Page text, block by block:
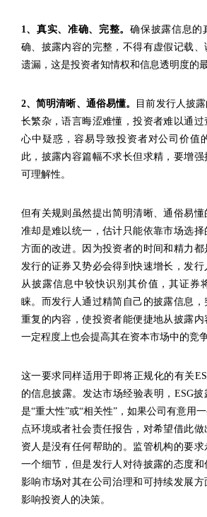
1、真实、准确、完整。确保披露信息的
确、披露内容的完整，不得有虚假记载
遗漏，这是投资者知情权和信息透明度的
2、简明清晰、通俗易懂。
目前发行人披
长繁杂，语言晦涩难懂，投资者难以通
心中疑惑，容易导致投资者对公司价值
此，披露内容篇幅不求长但求精，要增强
可理解性。
但有关规则虽然提出简明清晰、通俗易
准却是难以统一，估计只能依靠市场选
方面的改进。因为投资者的时间和精力
发行的证券又势必会得到快速增长，发
从披 露信息中较快识别其价值，其证券
睐。而发行人通过精简自己的披露信息
重复的内容，使投资者能便捷地从披露内
一定程度上也会提高其在资本市场中的竞争
这一要求同样适用于即将正规化的有关
的信息披露。发达市场经验表明，ESG
是“重大性”或“相关性”，如果公司有意用
点环境或者社会责任报告，对希望借此
资人是没有任何帮助的。监管机构的要
一个细节，但是发行人对待披露的态度
影响市场对其在公司治理和可持续发展
影响投资人的决策。